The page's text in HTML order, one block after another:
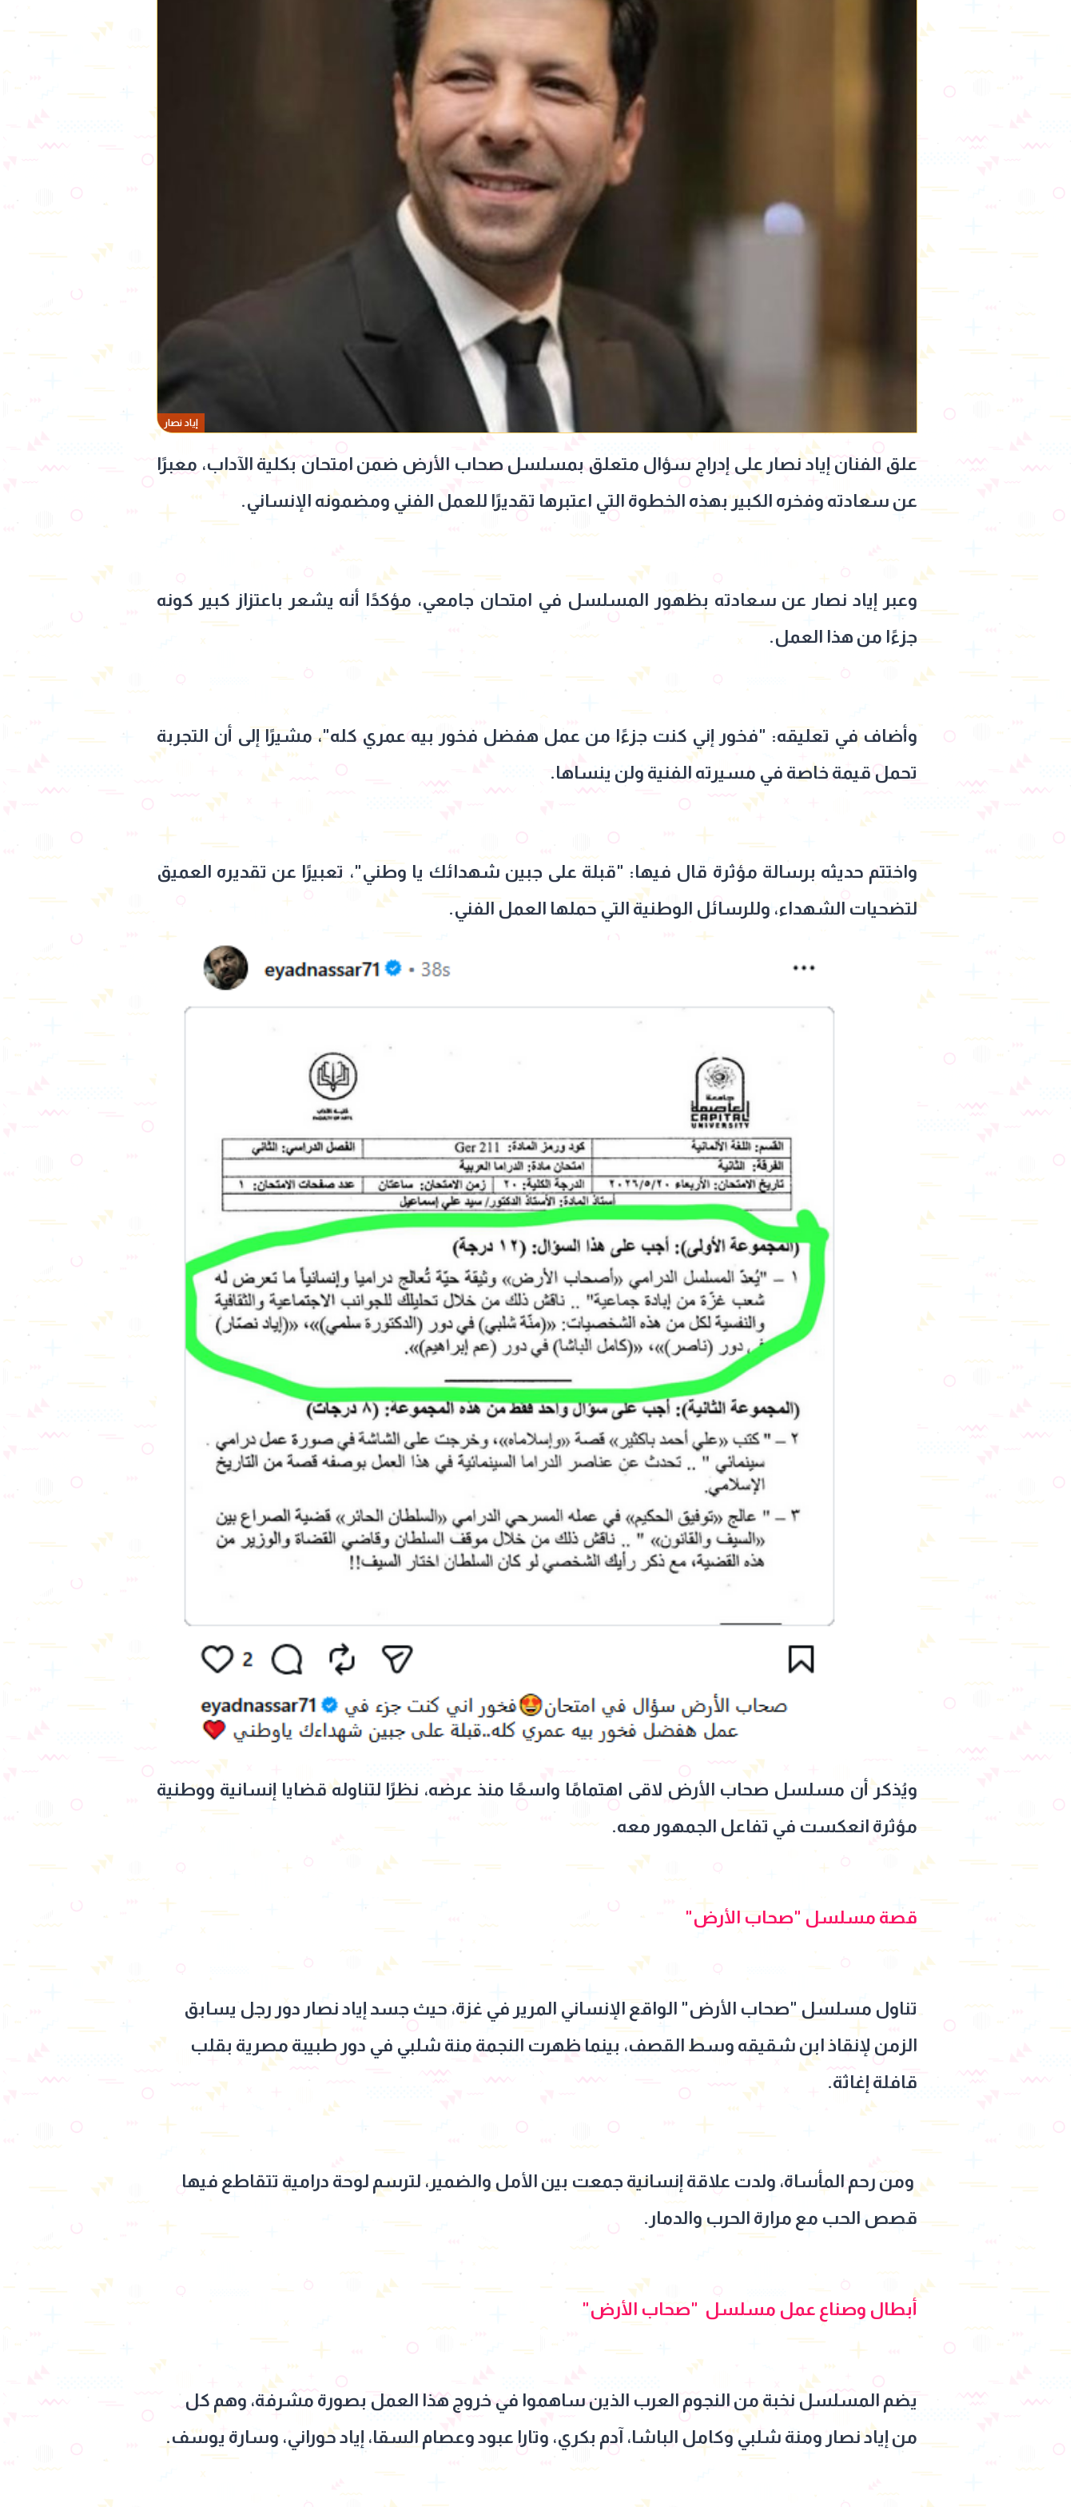
إياد نصار
علق الفنان إياد نصار على إدراج سؤال متعلق بمسلسل صحاب الأرض ضمن امتحان بكلية الآداب، معبرًا
عن سعادته وفخره الكبير بهذه الخطوة التي اعتبرها تقديرًا للعمل الفني ومضمونه الإنساني.
وعبر إياد نصار عن سعادته بظهور المسلسل في امتحان جامعي، مؤكدًا أنه يشعر باعتزاز كبير كونه
جزءًا من هذا العمل.
وأضاف في تعليقه: "فخور إني كنت جزءًا من عمل هفضل فخور بيه عمري كله"، مشيرًا إلى أن التجربة
تحمل قيمة خاصة في مسيرته الفنية ولن ينساها.
واختتم حديثه برسالة مؤثرة قال فيها: "قبلة على جبين شهدائك يا وطني"، تعبيرًا عن تقديره العميق
لتضحيات الشهداء، وللرسائل الوطنية التي حملها العمل الفني.
ويُذكر أن مسلسل صحاب الأرض لاقى اهتمامًا واسعًا منذ عرضه، نظرًا لتناوله قضايا إنسانية ووطنية
مؤثرة انعكست في تفاعل الجمهور معه.
قصة مسلسل "صحاب الأرض"
تناول مسلسل "صحاب الأرض" الواقع الإنساني المرير في غزة، حيث جسد إياد نصار دور رجل يسابق
الزمن لإنقاذ ابن شقيقه وسط القصف، بينما ظهرت النجمة منة شلبي في دور طبيبة مصرية بقلب
قافلة إغاثة.
ومن رحم المأساة، ولدت علاقة إنسانية جمعت بين الأمل والضمير، لترسم لوحة درامية تتقاطع فيها
قصص الحب مع مرارة الحرب والدمار.
أبطال وصناع عمل مسلسل "صحاب الأرض"
يضم المسلسل نخبة من النجوم العرب الذين ساهموا في خروج هذا العمل بصورة مشرفة، وهم كل
من إياد نصار ومنة شلبي وكامل الباشا، آدم بكري، وتارا عبود وعصام السقا، إياد حوراني، وسارة يوسف.